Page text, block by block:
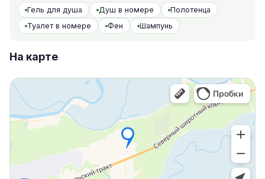
Гель для душа Душ в номере
Полотенца
Туалет в номере
Фен Шампунь
На карте